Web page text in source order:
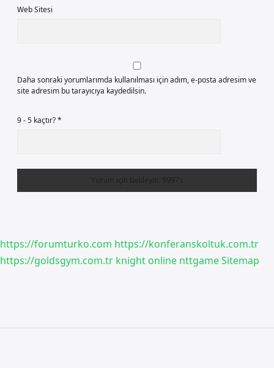
Web Sitesi
Daha sonraki yorumlarımda kullanılması için adım, e-posta adresim ve
site adresim bu tarayıcıya kaydedilsin.
9 - 5 kaçtır?*
https://forumturko.com https://konferanskoltuk.com.tr
https://goldsgym.com.tr knight online nttgameSitemap